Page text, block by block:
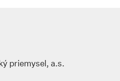
priemysel, a.s.